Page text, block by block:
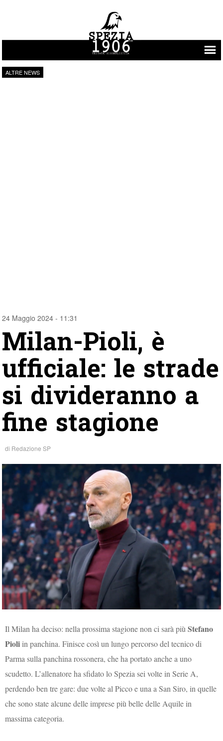
Vai al contenuto
ALTRE NEWS
24 Maggio 2024 - 11:31
Milan-Pioli, è
ufficiale: le strade
si divideranno a
fine stagione
di Redazione SP
Il Milan ha deciso: nella prossima stagione non ci sarà più Stefano
Pioli in panchina. Finisce così un lungo percorso del tecnico di
Parma sulla panchina rossonera, che ha portato anche a uno
scudetto. L’allenatore ha sfidato lo Spezia sei volte in Serie A,
perdendo ben tre gare: due volte al Picco e una a San Siro, in quelle
che sono state alcune delle imprese più belle delle Aquile in
massima categoria.